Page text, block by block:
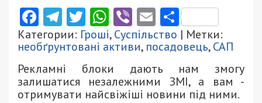
Facebook
Telegram
Twitter
WhatsApp
ViberEmail
Категории: Гроші,Суспільство | Метки:
необґрунтовані активи, посадовець,САП
Рекламні блоки дають нам змогу
залишатися незалежними ЗМІ, а вам -
отримувати найсвіжіші новини під ними.